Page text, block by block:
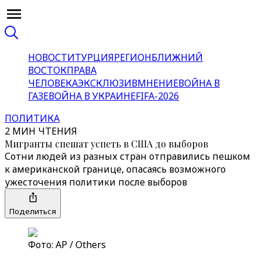
НОВОСТИТУРЦИЯРЕГИОНБЛИЖНИЙ
ВОСТОКПРАВА
ЧЕЛОВЕКАЭКСКЛЮЗИВМНЕНИЕВОЙНА В
ГАЗЕВОЙНА В УКРАИНЕFIFA-2026
ПОЛИТИКА
2 МИН ЧТЕНИЯ
Мигранты спешат успеть в США до выборов
Сотни людей из разных стран отправились пешком
к американской границе, опасаясь возможного
ужесточения политики после выборов
Поделиться
Фото: AP / Others